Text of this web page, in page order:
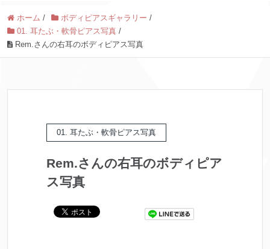
ホーム / ボディピアスギャラリー /
01. 耳たぶ・軟骨ピアス写真 /
Rem.さんの右耳のボディピアス写真
01. 耳たぶ・軟骨ピアス写真
Rem.さんの右耳のボディピア
ス写真